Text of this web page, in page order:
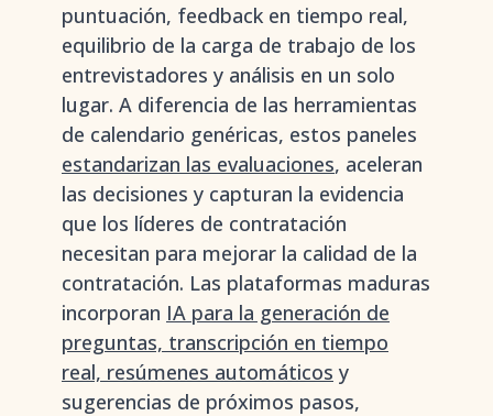
puntuación, feedback en tiempo real,
equilibrio de la carga de trabajo de los
entrevistadores y análisis en un solo
lugar. A diferencia de las herramientas
de calendario genéricas, estos paneles
estandarizan las evaluaciones, aceleran
las decisiones y capturan la evidencia
que los líderes de contratación
necesitan para mejorar la calidad de la
contratación. Las plataformas maduras
incorporan IA para la generación de
preguntas, transcripción en tiempo
real, resúmenes automáticos y
sugerencias de próximos pasos,